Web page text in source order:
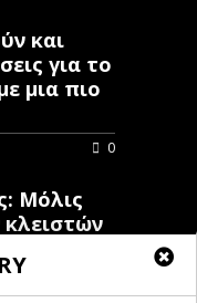
και
για το
μια πιο
0
Μόλις